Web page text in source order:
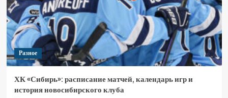
Разное
ХК «Сибирь»: расписание матчей, календарь игр и
история новосибирского клуба